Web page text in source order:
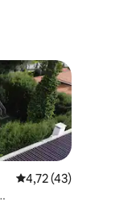
4,72 av 5 i
4,72 (43)